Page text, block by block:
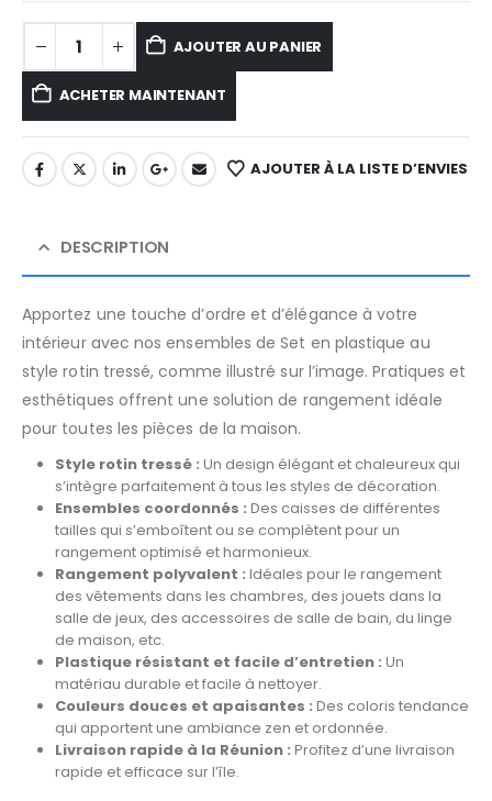
AJOUTER AU PANIER
ACHETER MAINTENANT
AJOUTER À LA LISTE D’ENVIES
DESCRIPTION
Apportez une touche d’ordre et d’élégance à votre
intérieur avec nos ensembles de Set en plastique au
style rotin tressé, comme illustré sur l’image. Pratiques et
esthétiques offrent une solution de rangement idéale
pour toutes les pièces de la maison.
Style rotin tressé : Un design élégant et chaleureux qui
s’intègre parfaitement à tous les styles de décoration.
Ensembles coordonnés : Des caisses de différentes
tailles qui s’emboîtent ou se complètent pour un
rangement optimisé et harmonieux.
Rangement polyvalent : Idéales pour le rangement
des vêtements dans les chambres, des jouets dans la
salle de jeux, des accessoires de salle de bain, du linge
de maison, etc.
Plastique résistant et facile d’entretien : Un
matériau durable et facile à nettoyer.
Couleurs douces et apaisantes : Des coloris tendance
qui apportent une ambiance zen et ordonnée.
Livraison rapide à la Réunion : Profitez d’une livraison
rapide et efficace sur l’île.